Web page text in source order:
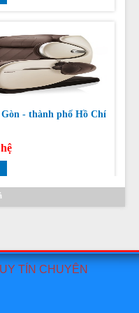
- thành phố Hồ Chí
NGHIỆP TẠI HỒ
TÍN CHUYÊN